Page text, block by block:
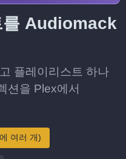
를 Audiomack
플레이리스트 하나
션을 Plex에서
여러 개)